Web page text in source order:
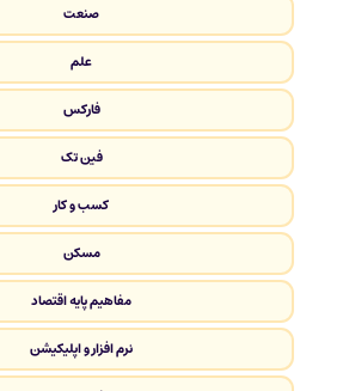
صنعت
علم
فارکس
فین تک
کسب و کار
مسکن
مفاهیم پایه اقتصاد
نرم افزار و اپلیکیشن